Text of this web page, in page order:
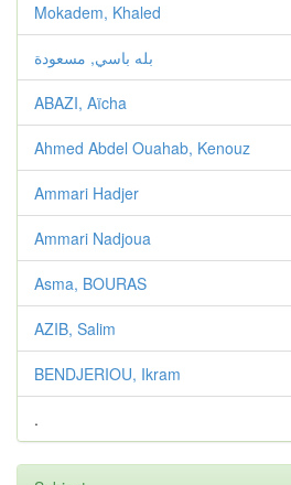
Mokadem, Khaled
بله باسي, مسعودة
ABAZI, Aïcha
Ahmed Abdel Ouahab, Kenouz
Ammari Hadjer
Ammari Nadjoua
Asma, BOURAS
AZIB, Salim
BENDJERIOU, Ikram
.